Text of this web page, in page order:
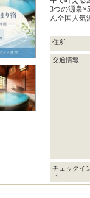
3つの源泉
ん全国人気
住所
交通情報
チェックイ
ト